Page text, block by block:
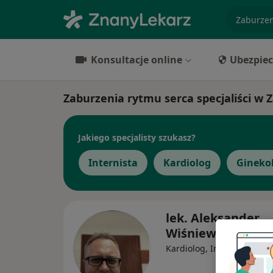
Konsultacje online
Zaburzenia rytmu serca specjaliści w
Jakiego specjalisty szukasz?
Internista Kardiolog
lek. Aleksander
Wiśniewski
Kardiolog, Internista·